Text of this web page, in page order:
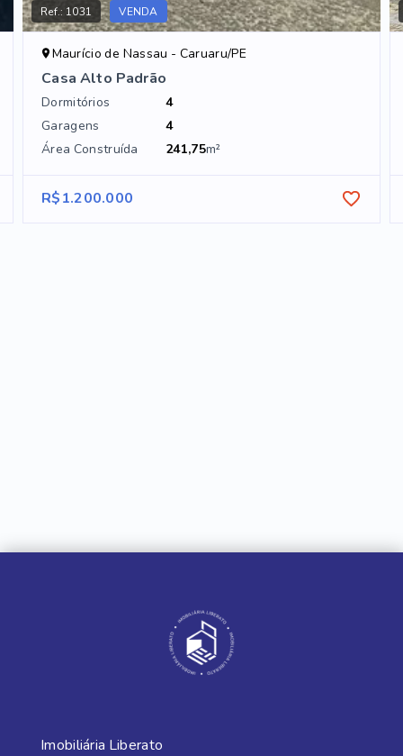
Ref.: 1031 VENDA
Maurício de Nassau - Caruaru/PE
Casa Alto Padrão
Dormitórios
4
Garagens
4
Área Construída
241,75m²
R$1.200.000
Imobiliária Liberato